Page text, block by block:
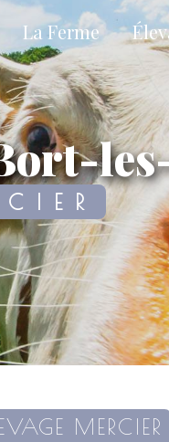
La Ferme
MERCIER